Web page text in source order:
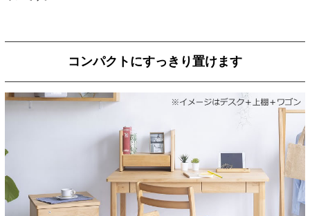
コンパクトにすっきり置けます